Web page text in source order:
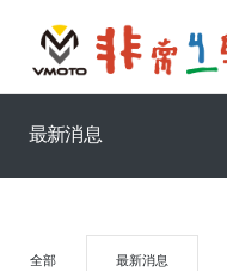
最新消息
全部 最新消息